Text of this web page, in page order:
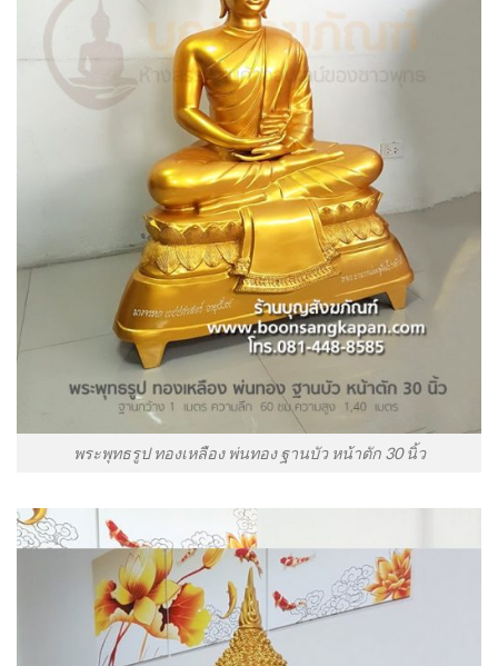
พระพุทธรูป ทองเหลือง พ่นทอง ฐานบัว หน้าตัก 30 นิ้ว